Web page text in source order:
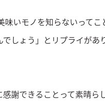
いモノを知らないってこ
しょう」とリプライがあ
謝できることって素晴ら